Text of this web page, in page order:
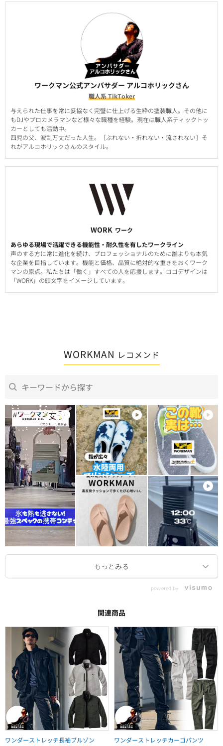
ワークマン公式アンバサダー アルコホリックさん
職人系 TikToker
与えられた仕事を常に妥協なく完璧に仕上げる生粋の塗装職人。その他に
もDJやプロカメラマンなど様々な職種を経験。現在は職人系ティックトッ
カーとしても活動中。
四児の父、波乱万丈だった人生。［ぶれない・折れない・流されない］そ
れがアルコホリックさんのスタイル。
WORK ワーク
あらゆる現場で活躍できる機能性・耐久性を有したワークライン
声のする方に常に進化を続け、プロフェッショナルのために誰よりも本気
な企業を目指しています。機能と価格、品質に絶対的な重きをおくワーク
マンの原点。私たちは「働く」すべての人を応援します。ロゴデザインは
「WORK」の頭文字をイメージしています。
WORKMAN レコメンド
powered by
関連商品
ワンダーストレッチ長袖ブルゾン ワンダーストレッチカーゴパンツ